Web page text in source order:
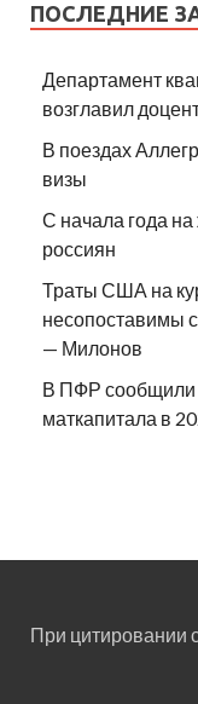
ПОСЛЕДНИЕ
Департамент
возглавил
В поездах
визы
С начала года
россиян
Траты США на
несопоставимы
— Милонов
В ПФР сообщили
маткапитала в
При цитировании